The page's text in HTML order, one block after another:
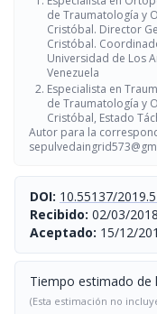
de Traumatología y
Cristóbal. Director
Cristóbal.
Universidad de Los
Venezuela
Especialista en
de Traumatología y
Cristóbal, Estado
Autor para la
DOI: 10.55137/
Recibido: 02/03/2018
Aceptado: 15/12/
Tiempo estimado de
(Esta estimación no